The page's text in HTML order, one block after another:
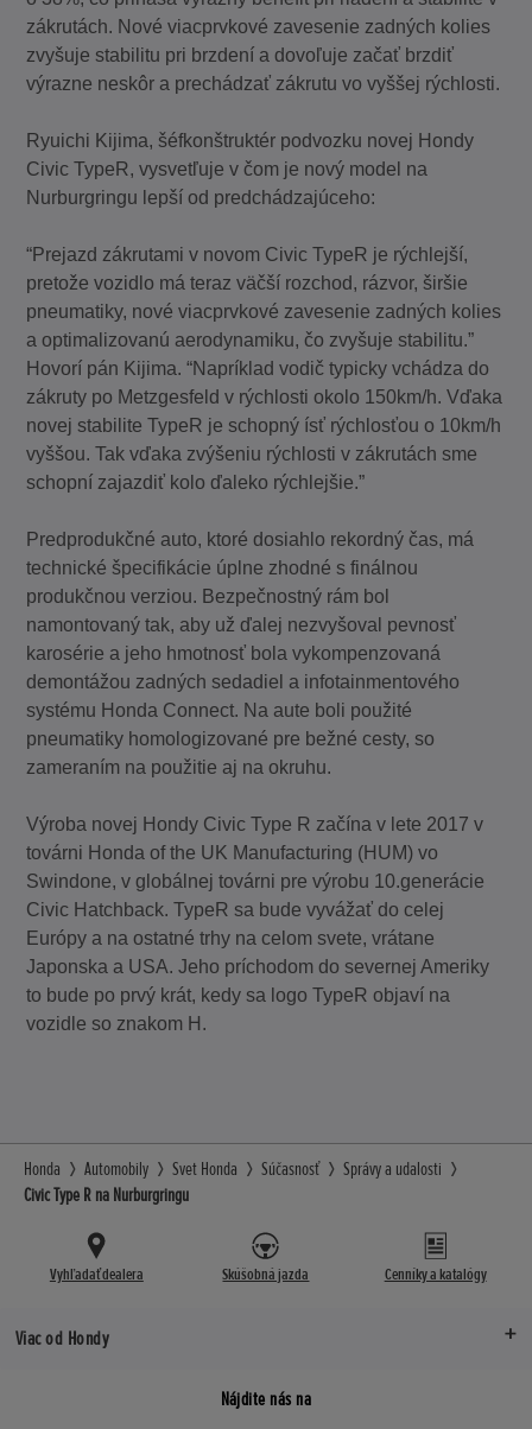
zákrutách. Nové viacprvkové zavesenie zadných kolies
zvyšuje stabilitu pri brzdení a dovoľuje začať brzdiť
výrazne neskôr a prechádzať zákrutu vo vyššej rýchlosti.
Ryuichi Kijima, šéfkonštruktér podvozku novej Hondy
Civic TypeR, vysvetľuje v čom je nový model na
Nurburgringu lepší od predchádzajúceho:
“Prejazd zákrutami v novom Civic TypeR je rýchlejší,
pretože vozidlo má teraz väčší rozchod, rázvor, širšie
pneumatiky, nové viacprvkové zavesenie zadných kolies
a optimalizovanú aerodynamiku, čo zvyšuje stabilitu.”
Hovorí pán Kijima. “Napríklad vodič typicky vchádza do
zákruty po Metzgesfeld v rýchlosti okolo 150km/h. Vďaka
novej stabilite TypeR je schopný ísť rýchlosťou o 10km/h
vyššou. Tak vďaka zvýšeniu rýchlosti v zákrutách sme
schopní zajazdiť kolo ďaleko rýchlejšie.”
Predprodukčné auto, ktoré dosiahlo rekordný čas, má
technické špecifikácie úplne zhodné s finálnou
produkčnou verziou. Bezpečnostný rám bol
namontovaný tak, aby už ďalej nezvyšoval pevnosť
karosérie a jeho hmotnosť bola vykompenzovaná
demontážou zadných sedadiel a infotainmentového
systému Honda Connect. Na aute boli použité
pneumatiky homologizované pre bežné cesty, so
zameraním na použitie aj na okruhu.
Výroba novej Hondy Civic Type R začína v lete 2017 v
továrni Honda of the UK Manufacturing (HUM) vo
Swindone, v globálnej továrni pre výrobu 10.generácie
Civic Hatchback. TypeR sa bude vyvážať do celej
Európy a na ostatné trhy na celom svete, vrátane
Japonska a USA. Jeho príchodom do severnej Ameriky
to bude po prvý krát, kedy sa logo TypeR objaví na
vozidle so znakom H.
Honda Automobily Svet Honda Súčasnosť
Správy a udalosti
Civic Type R na Nurburgringu
Vyhľadať dealera Skúšobná jazda Cenníky a katalógy
Viac od Hondy
Nájdite nás na